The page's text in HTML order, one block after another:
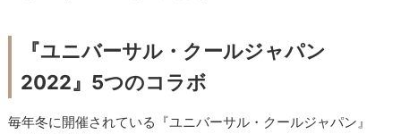
『ユニバーサル・クールジャパン
2022』5つのコラボ
毎年冬に開催されている『ユニバーサル・クールジャパン』